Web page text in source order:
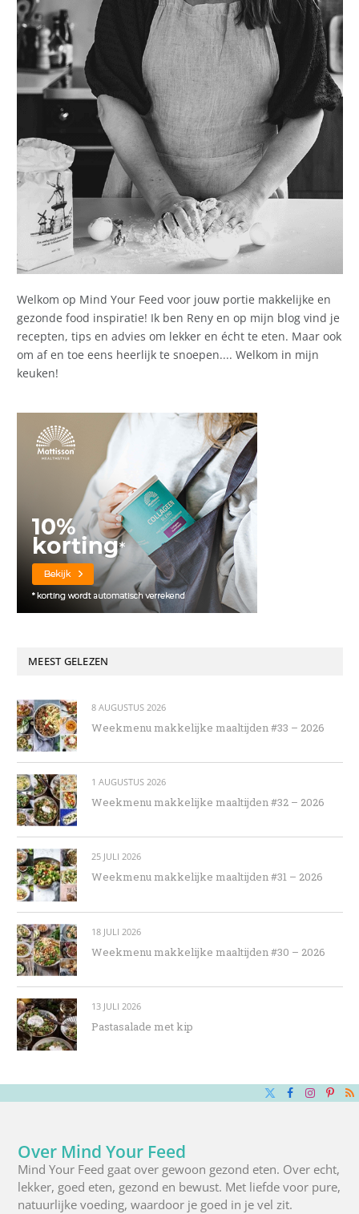
Welkom op Mind Your Feed voor jouw portie makkelijke en
gezonde food inspiratie! Ik ben Reny en op mijn blog vind je
recepten, tips en advies om lekker en écht te eten. Maar ook
om af en toe eens heerlijk te snoepen.... Welkom in mijn
keuken!
MEEST GELEZEN
8 AUGUSTUS 2026
Weekmenu makkelijke maaltijden #33 – 2026
1 AUGUSTUS 2026
Weekmenu makkelijke maaltijden #32 – 2026
25 JULI 2026
Weekmenu makkelijke maaltijden #31 – 2026
18 JULI 2026
Weekmenu makkelijke maaltijden #30 – 2026
13 JULI 2026
Pastasalade met kip
X
Facebook
Over Mind Your Feed
Mind Your Feed gaat over gewoon gezond eten. Over echt,
lekker, goed eten, gezond en bewust. Met liefde voor pure,
natuurlijke voeding, waardoor je goed in je vel zit.